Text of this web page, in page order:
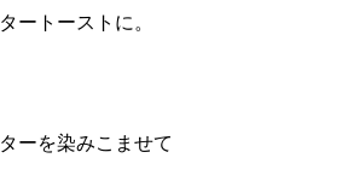
ートーストに。
ーを染みこませて